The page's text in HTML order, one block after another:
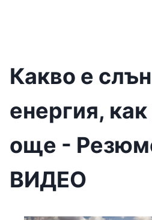
Какво е
енергия,
още -
ВИДЕО